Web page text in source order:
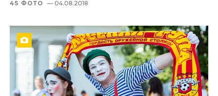
45 ФОТО — 04.08.2018